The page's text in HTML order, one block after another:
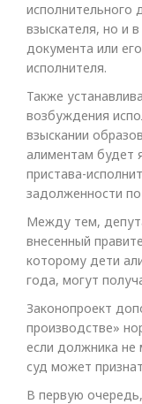
исполнительного
взыскателя, но и
документа или
исполнителя.
Также
возбуждения
взыскании
алиментам будет
пристава-
задолженности
Между тем,
внесенный
которому дети
года, могут
Законопроект
производстве»
если должника не
суд может
В первую